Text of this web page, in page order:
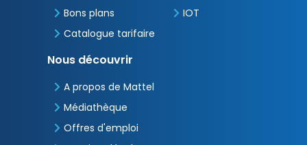
Bons plans
Catalogue tarifaire
IOT
Nous découvrir
A propos de Mattel
Médiathèque
Offres d'emploi